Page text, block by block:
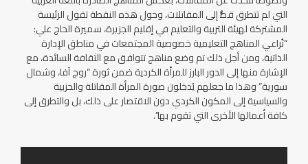
التي لم تتطرق قطُّ إلى المقاتلات، وحول هذه النقطة تقول الرئيسة
المشتركة لهيئة التربية والتعليم في إقليم الجزيرة، سميرة الحاج علي:
“تُراعي المناهج التعليمية خصوصية المجتمعات في مناطق الإدارة
الذاتية، ومن أجل ذلك تم وضع مناهج تتوافق مع الثقافة السائدة، مع
الإشارة منها إلى الدور البارز للمرأة الكردية ضمن ثورة “روج آفا، وشمال
سورية” وهذا ما جعلهم يُدخلون صورة المرأة المقاتلة والحزبية
والسياسية إلى المكون الكردي دون الاقتصار على ذلك، بل والتطرق إلى
كافة أعمالها الأخرى التي تقوم بها”.